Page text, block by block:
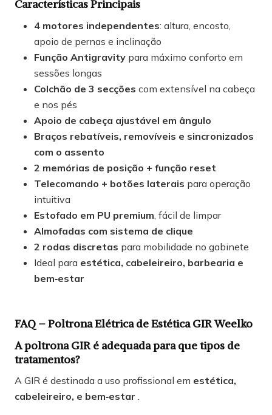
Características Principais
4 motores independentes: altura, encosto,
apoio de pernas e inclinação
Função Antigravity para máximo conforto em
sessões longas
Colchão de 3 secções com extensível na cabeça
e nos pés
Apoio de cabeça ajustável em ângulo
Braços rebatíveis, removíveis e sincronizados
com o assento
2 memórias de posição + função reset
Telecomando + botões laterais para operação
intuitiva
Estofado em PU premium , fácil de limpar
Almofadas com sistema de clique
2 rodas discretas para mobilidade no gabinete
Ideal para estética, cabeleireiro, barbearia e
bem‑estar
FAQ – Poltrona Elétrica de Estética GIR Weelko
A poltrona GIR é adequada para que tipos de
tratamentos?
A GIR é destinada a uso profissional em estética,
cabeleireiro, e bem‑estar